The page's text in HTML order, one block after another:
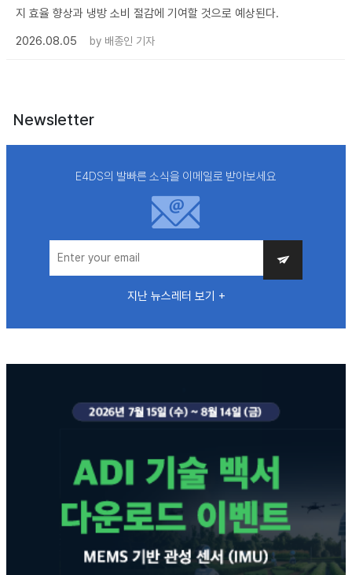
지 효율 향상과 냉방 소비 절감에 기여할 것으로 예상된다.
2026.08.05
by 배종인 기자
Newsletter
E4DS의 발빠른 소식을 이메일로 받아보세요
지난 뉴스레터 보기 +